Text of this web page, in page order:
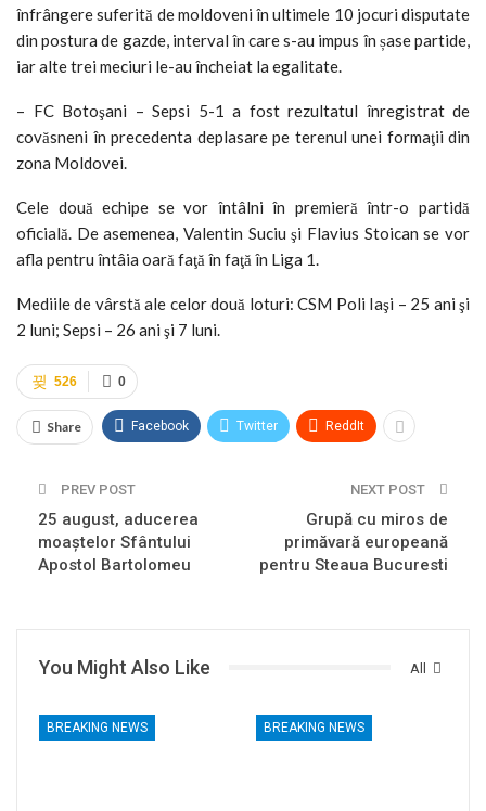
înfrângere suferită de moldoveni în ultimele 10 jocuri disputate
din postura de gazde, interval în care s-au impus în șase partide,
iar alte trei meciuri le-au încheiat la egalitate.
– FC Botoşani – Sepsi 5-1 a fost rezultatul înregistrat de
covăsneni în precedenta deplasare pe terenul unei formaţii din
zona Moldovei.
Cele două echipe se vor întâlni în premieră într-o partidă
oficială. De asemenea, Valentin Suciu şi Flavius Stoican se vor
afla pentru întâia oară faţă în faţă în Liga 1.
Mediile de vârstă ale celor două loturi: CSM Poli Iaşi – 25 ani şi
2 luni; Sepsi – 26 ani şi 7 luni.
0
526
Share Facebook Twitter ReddIt
PREV POST
25 august, aducerea
moaștelor Sfântului
Apostol Bartolomeu
NEXT POST
Grupă cu miros de
primăvară europeană
pentru Steaua Bucuresti
All
You Might Also Like
BREAKING NEWS BREAKING NEWS